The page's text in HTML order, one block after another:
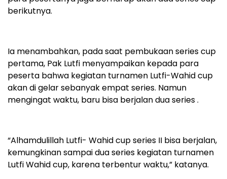
berikutnya.
Ia menambahkan, pada saat pembukaan series cup
pertama, Pak Lutfi menyampaikan kepada para
peserta bahwa kegiatan turnamen Lutfi-Wahid cup
akan di gelar sebanyak empat series. Namun
mengingat waktu, baru bisa berjalan dua series .
“Alhamdulillah Lutfi- Wahid cup series II bisa berjalan,
kemungkinan sampai dua series kegiatan turnamen
Lutfi Wahid cup, karena terbentur waktu,” katanya.